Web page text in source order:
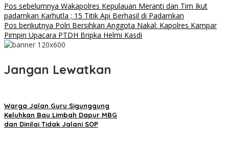
Pos sebelumnya Wakapolres Kepulauan Meranti dan Tim Ikut
padamkan Karhutla ; 15 Titik Api Berhasil di Padamkan
Pos berikutnya Polri Bersihkan Anggota Nakal: Kapolres Kampar
Pimpin Upacara PTDH Bripka Helmi Kasdi
Jangan Lewatkan
Warga Jalan Guru Sigunggung
Keluhkan Bau Limbah Dapur MBG
dan Dinilai Tidak Jalani SOP